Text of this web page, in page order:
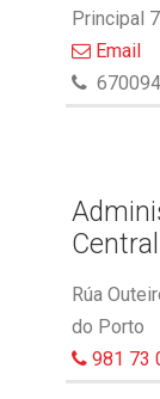
Principal
Email
Central
Rúa
do Porto
981 73